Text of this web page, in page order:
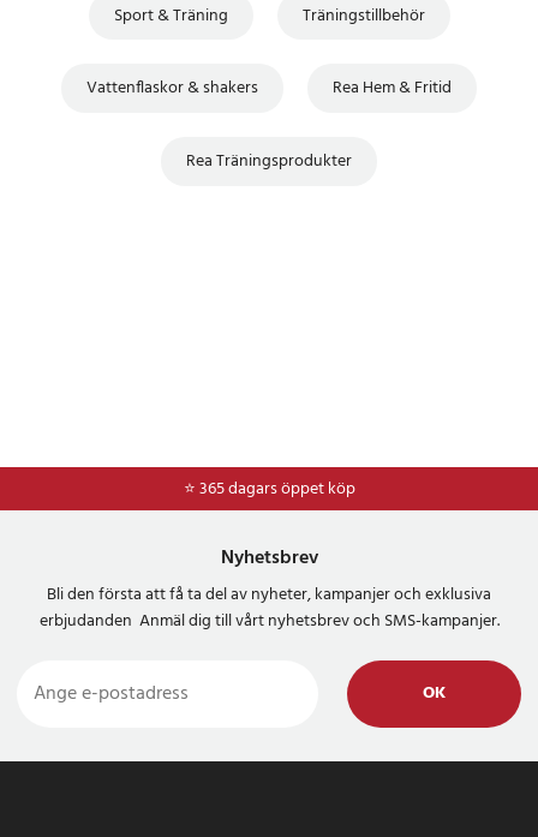
Sport & Träning Träningstillbehör
Vattenflaskor & shakers Rea Hem & Fritid
Rea Träningsprodukter
⭐ 365 dagars öppet köp
⭐Frakt 49kr *
Nyhetsbrev
Bli den första att få ta del av nyheter, kampanjer och exklusiva
erbjudanden Anmäl dig till vårt nyhetsbrev och SMS-kampanjer.
OK